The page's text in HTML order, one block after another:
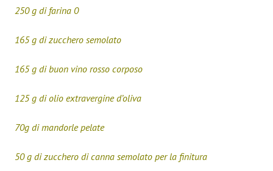
250 g di farina 0
165 g di zucchero semolato
165 g di buon vino rosso corposo
125 g di olio extravergine d’oliva
70g di mandorle pelate
50 g di zucchero di canna semolato per la finitura